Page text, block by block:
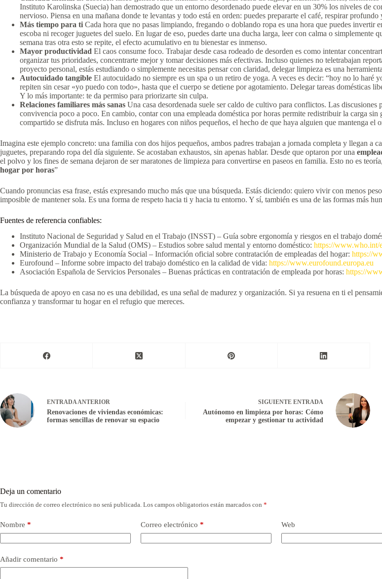
Instituto Karolinska (Suecia) han demostrado que un entorno desordenado puede elevar en un 30% los niveles de
nervioso. Piensa en una mañana donde te levantas y todo está en orden: puedes prepararte el café, respirar
Más tiempo para ti Cada hora que no pasas limpiando, fregando o doblando ropa es una hora que puedes invertir
escoba ni recoger juguetes del suelo. En lugar de eso, puedes darte una ducha larga, leer con calma o
semana tras otra esto se repite, el efecto acumulativo en tu bienestar es inmenso.
Mayor productividad El caos consume foco. Trabajar desde casa rodeado de desorden es como intentar
organizar tus prioridades, concentrarte mejor y tomar decisiones más efectivas. Incluso quienes no teletrabajan
proyecto personal, estás estudiando o simplemente necesitas pensar con claridad, delegar limpieza es una
Autocuidado tangible El autocuidado no siempre es un spa o un retiro de yoga. A veces es decir: “hoy no lo
repiten sin cesar «yo puedo con todo», hasta que el cuerpo se detiene por agotamiento. Delegar tareas domésticas
Y lo más importante: te da permiso para priorizarte sin culpa.
Relaciones familiares más sanas Una casa desordenada suele ser caldo de cultivo para conflictos. Las
convivencia poco a poco. En cambio, contar con una empleada doméstica por horas permite redistribuir la carga
compartido se disfruta más. Incluso en hogares con niños pequeños, el hecho de que haya alguien que mantenga el
Imagina este ejemplo concreto: una familia con dos hijos pequeños, ambos padres trabajan a jornada completa y llegan a
juguetes, preparando ropa del día siguiente. Se acostaban exhaustos, sin apenas hablar. Desde que optaron por una
el polvo y los fines de semana dejaron de ser maratones de limpieza para convertirse en paseos en familia. Esto no es
hogar por horas”
Cuando pronuncias esa frase, estás expresando mucho más que una búsqueda. Estás diciendo: quiero vivir con menos
imposible de mantener sola. Es una forma de respeto hacia ti y hacia tu entorno. Y sí, también es una de las formas más
Fuentes de referencia confiables:
Instituto Nacional de Seguridad y Salud en el Trabajo (INSST) – Guía sobre ergonomía y riesgos en el trabajo
Organización Mundial de la Salud (OMS) – Estudios sobre salud mental y entorno doméstico: https://www.who.int/
Ministerio de Trabajo y Economía Social – Información oficial sobre contratación de empleadas del hogar: https://
Eurofound – Informe sobre impacto del trabajo doméstico en la calidad de vida: https://www.eurofound.europa.eu
Asociación Española de Servicios Personales – Buenas prácticas en contratación de empleada por horas: https://
La búsqueda de apoyo en casa no es una debilidad, es una señal de madurez y organización. Si ya resuena en ti el
confianza y transformar tu hogar en el refugio que mereces.
ENTRADAANTERIOR
Renovaciones de viviendas económicas:
formas sencillas de renovar su espacio
SIGUIENTE ENTRADA
Autónomo en limpieza por horas: Cómo
empezar y gestionar tu actividad
Deja un comentario
Tu dirección de correo electrónico no será publicada. Los campos obligatorios están marcados con *
Nombre * Correo electrónico * Web
Añadir comentario *